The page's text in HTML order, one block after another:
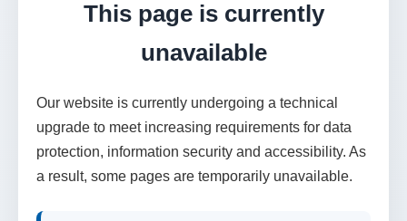
This page is currently
unavailable
Our website is currently undergoing a technical
upgrade to meet increasing requirements for data
protection, information security and accessibility. As
a result, some pages are temporarily unavailable.